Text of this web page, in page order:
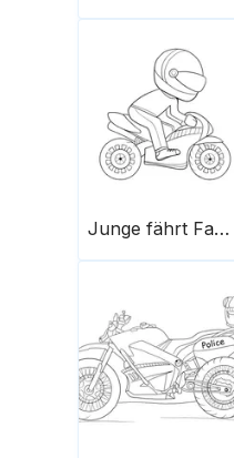
Junge fährt Fahrrad